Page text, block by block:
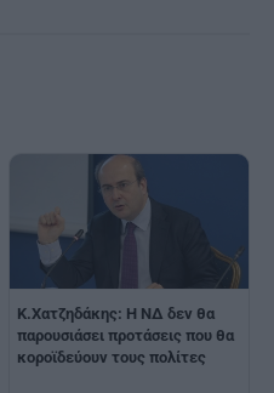
K.Χατζηδάκης: Η ΝΔ δεν θα
παρουσιάσει προτάσεις που θα
κοροϊδεύουν τους πολίτες